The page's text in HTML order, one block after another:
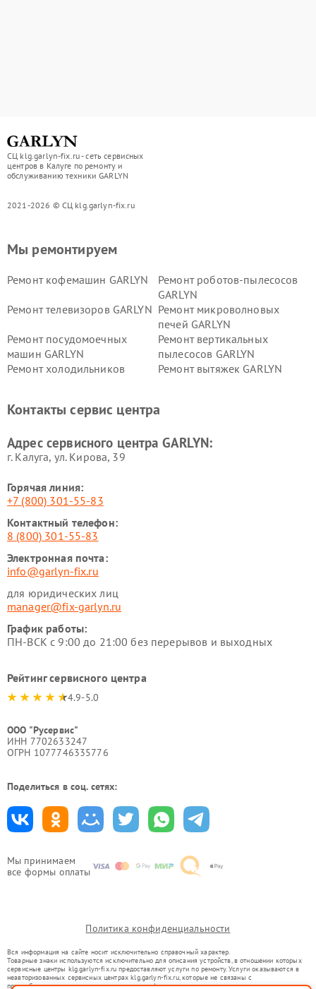
СЦ klg.garlyn-fix.ru - сеть сервисных
центров в Калуге по ремонту и
обслуживанию техники GARLYN
2021-2026 © СЦ klg.garlyn-fix.ru
Мы принимаем
все формы оплаты
Мы ремонтируем
Ремонт кофемашин GARLYN
Ремонт роботов-пылесосов
GARLYN
Ремонт телевизоров GARLYN Ремонт микроволновых
печей GARLYN
Ремонт посудомоечных
машин GARLYN
Ремонт вертикальных
пылесосов GARLYN
Ремонт холодильников
Ремонт вытяжек GARLYN
стеклоочистителей GARLYN
GARLYN
GARLYN
Контакты сервис центра
Адрес сервисного центра GARLYN:
г. Калуга, ул. Кирова, 39
Горячая линия:
+7 (800) 301-55-83
Контактный телефон:
8 (800) 301-55-83
Электронная почта:
info@garlyn-fix.ru
для юридических лиц
manager@fix-garlyn.ru
График работы:
ПН-ВСК с 9:00 до 21:00 без перерывов и выходных
Рейтинг сервисного центра
4.9-5.0
ООО "Русервис"
ИНН 7702633247
ОГРН 1077746335776
Поделиться в соц. сетях:
Политика конфиденциальности
Вся информация на сайте носит исключительно справочный характер.
Товарные знаки используются исключительно для описания устройств, в отношении которых
сервисные центры klg.garlyn-fix.ru предоставляют услуги по ремонту. Услуги оказываются в
неавторизованных сервисных центрах klg.garlyn-fix.ru, которые не связаны с
правообладателями товарных знаков или их официальными представителями.